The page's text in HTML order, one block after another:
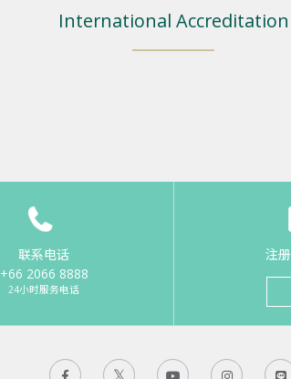
International Accreditation
联系电话
+66 2066 8888
24小时服务电话
注